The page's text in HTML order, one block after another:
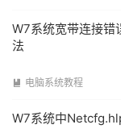
W7系统宽带连接错
法
 电脑系统教程
W7系统中